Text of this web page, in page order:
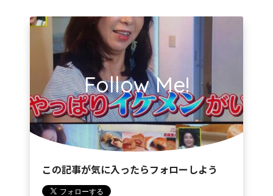
Follow Me!
この記事が気に入ったらフォローしよう